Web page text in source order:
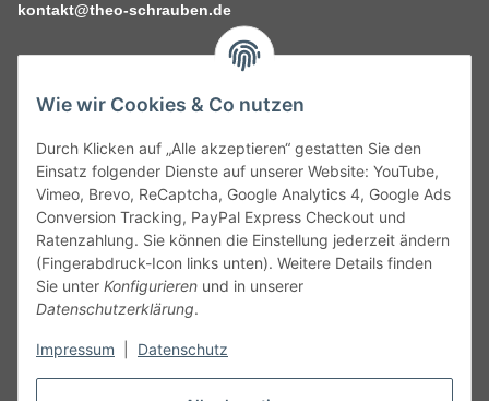
Wie wir Cookies & Co nutzen
Durch Klicken auf „Alle akzeptieren“ gestatten Sie den
Einsatz folgender Dienste auf unserer Website: YouTube,
Vimeo, Brevo, ReCaptcha, Google Analytics 4, Google Ads
Conversion Tracking, PayPal Express Checkout und
Ratenzahlung. Sie können die Einstellung jederzeit ändern
(Fingerabdruck-Icon links unten). Weitere Details finden
Sie unter Konfigurieren und in unserer
Datenschutzerklärung.
Impressum Datenschutz
kontakt@theo-schrauben.de
Service
Gesetzliche Informationen
Alle technischen Angaben ohne Gewähr. Irrtümer und fehlerhafte
Angaben vorbehalten. Wenn Sie Datenblätter oder spezielle
unseren Kundenservice. Abbildungen der Artikel können